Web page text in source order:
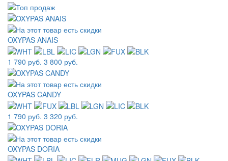
OXYPAS ANAIS
1 790 руб. 3 800 руб.
OXYPAS CANDY
1 790 руб. 3 320 руб.
OXYPAS DORIA